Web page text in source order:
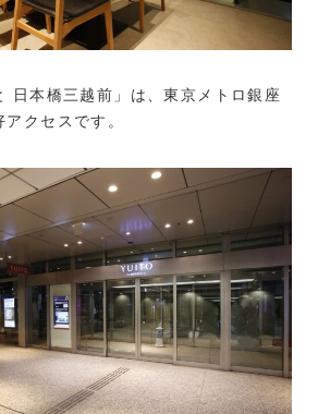
日本橋三越前」は、東京メトロ銀座
クセスです。